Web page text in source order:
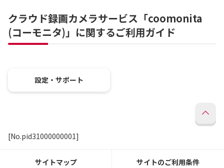
オフィシャルサイト
クラウド録画カメラサービス「coomonita
(コーモニタ)」に関するご利用ガイド
設定・サポート
[No.pid31000000001]
サイトマップ サイトのご利用条件